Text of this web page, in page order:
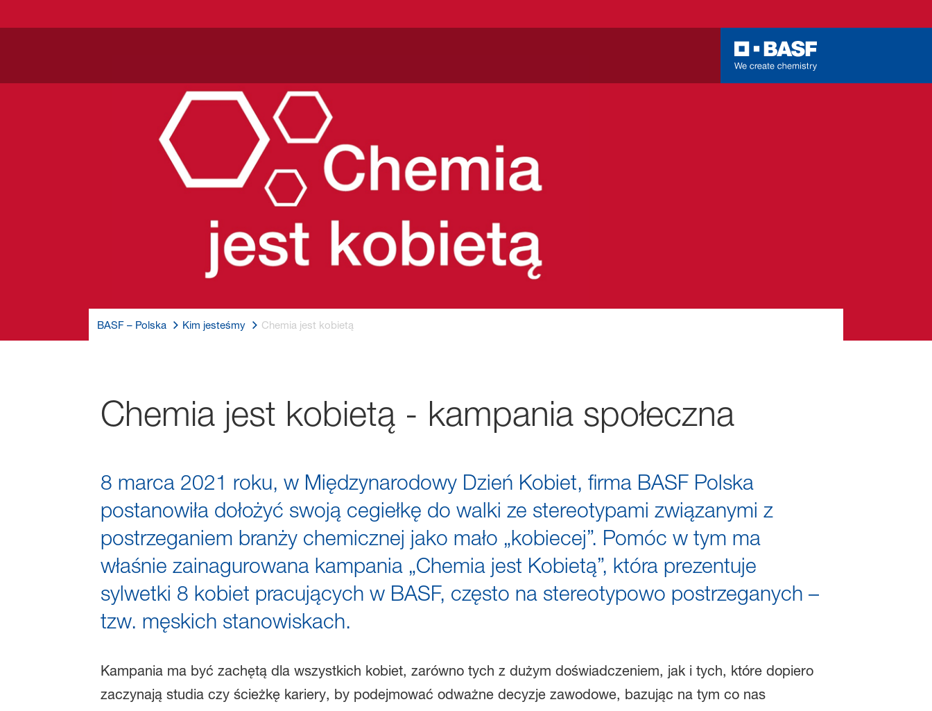
BASF – Polska Kim jesteśmy Chemia jest kobietą
Chemia jest kobietą - kampania społeczna
8 marca 2021 roku, w Międzynarodowy Dzień Kobiet, firma BASF Polska
postanowiła dołożyć swoją cegiełkę do walki ze stereotypami związanymi z
postrzeganiem branży chemicznej jako mało „kobiecej”. Pomóc w tym ma
właśnie zainagurowana kampania „Chemia jest Kobietą”, która prezentuje
sylwetki 8 kobiet pracujących w BASF, często na stereotypowo postrzeganych –
tzw. męskich stanowiskach.
Kampania ma być zachętą dla wszystkich kobiet, zarówno tych z dużym doświadczeniem, jak i tych, które dopiero
zaczynają studia czy ścieżkę kariery, by podejmować odważne decyzje zawodowe, bazując na tym co nas